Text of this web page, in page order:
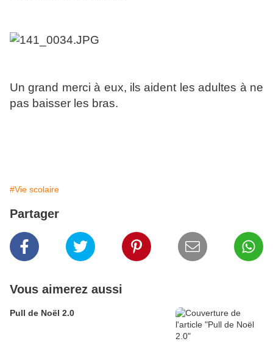
Un grand merci à eux, ils aident les adultes à ne
pas baisser les bras.
#Vie scolaire
Partager
Vous aimerez aussi
Pull de Noël 2.0